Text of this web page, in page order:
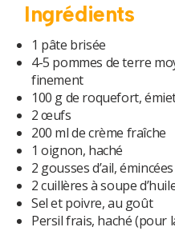
Ingrédients
1 pâte brisée
4-5 pommes de terre
finement
100 g de roquefort,
2 œufs
200 ml de crème fraîche
1 oignon, haché
2 gousses d’ail, émincées
2 cuillères à soupe
Sel et poivre, au goût
Persil frais, haché